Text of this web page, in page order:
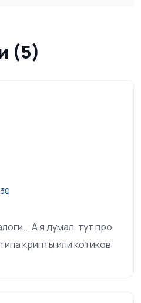
(5)
А я думал, тут про
крипты или котиков